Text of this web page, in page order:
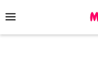
to
contentMenu